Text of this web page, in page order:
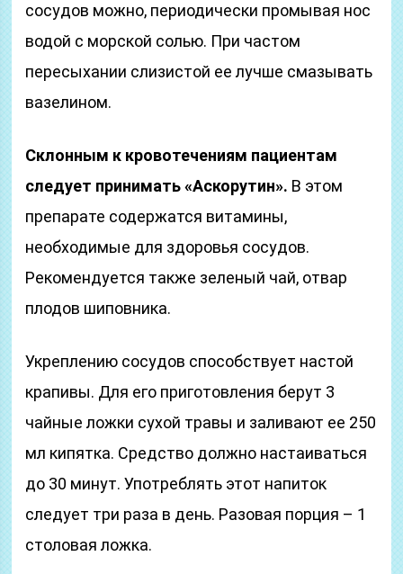
сосудов можно, периодически промывая нос
водой с морской солью. При частом
пересыхании слизистой ее лучше смазывать
вазелином.
Склонным к кровотечениям пациентам
следует принимать «Аскорутин». В этом
препарате содержатся витамины,
необходимые для здоровья сосудов.
Рекомендуется также зеленый чай, отвар
плодов шиповника.
Укреплению сосудов способствует настой
крапивы. Для его приготовления берут 3
чайные ложки сухой травы и заливают ее 250
мл кипятка. Средство должно настаиваться
до 30 минут. Употреблять этот напиток
следует три раза в день. Разовая порция – 1
столовая ложка.